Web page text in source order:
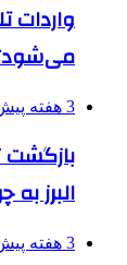
واردات
3 هفته پیش
البرز به
3 هفته پیش